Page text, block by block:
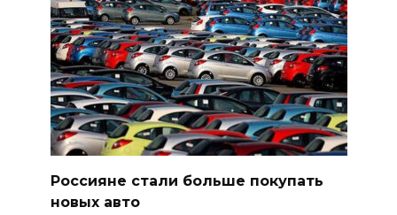
Россияне стали больше покупать
новых авто